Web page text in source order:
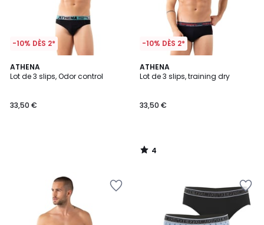
-10% DÈS 2*
ATHENA
Lot de 3 slips, Odor control
33,50 €
-10% DÈS 2*
ATHENA
Lot de 3 slips, training dry
33,50 €
4
/
4
/